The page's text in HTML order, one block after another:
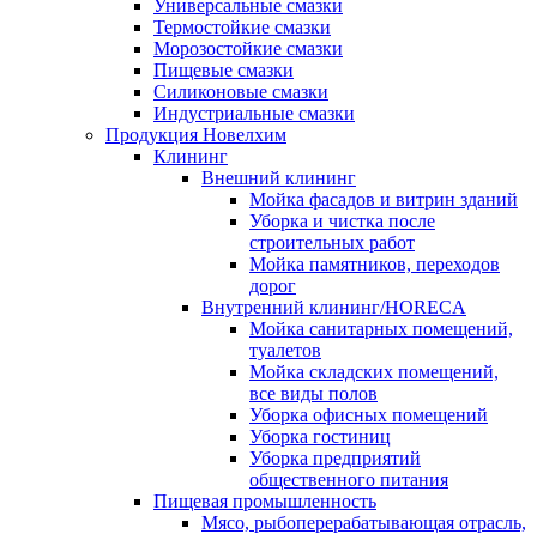
Универсальные смазки
Термостойкие смазки
Морозостойкие смазки
Пищевые смазки
Силиконовые смазки
Индустриальные смазки
Продукция Новелхим
Клининг
Внешний клининг
Мойка фасадов и витрин зданий
Уборка и чистка после
строительных работ
Мойка памятников, переходов
дорог
Внутренний клининг/HORECA
Мойка санитарных помещений,
туалетов
Мойка складских помещений,
все виды полов
Уборка офисных помещений
Уборка гостиниц
Уборка предприятий
общественного питания
Пищевая промышленность
Мясо, рыбоперерабатывающая отрасль,